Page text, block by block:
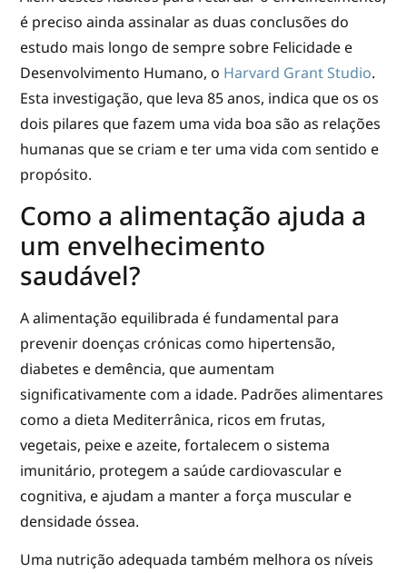
é preciso ainda assinalar as duas conclusões do
estudo mais longo de sempre sobre Felicidade e
Desenvolvimento Humano, o Harvard Grant Studio.
Esta investigação, que leva 85 anos, indica que os os
dois pilares que fazem uma vida boa são as relações
humanas que se criam e ter uma vida com sentido e
propósito.
Como a alimentação ajuda a
um envelhecimento
saudável?
A alimentação equilibrada é fundamental para
prevenir doenças crónicas como hipertensão,
diabetes e demência, que aumentam
significativamente com a idade. Padrões alimentares
como a dieta Mediterrânica, ricos em frutas,
vegetais, peixe e azeite, fortalecem o sistema
imunitário, protegem a saúde cardiovascular e
cognitiva, e ajudam a manter a força muscular e
densidade óssea.
Uma nutrição adequada também melhora os níveis